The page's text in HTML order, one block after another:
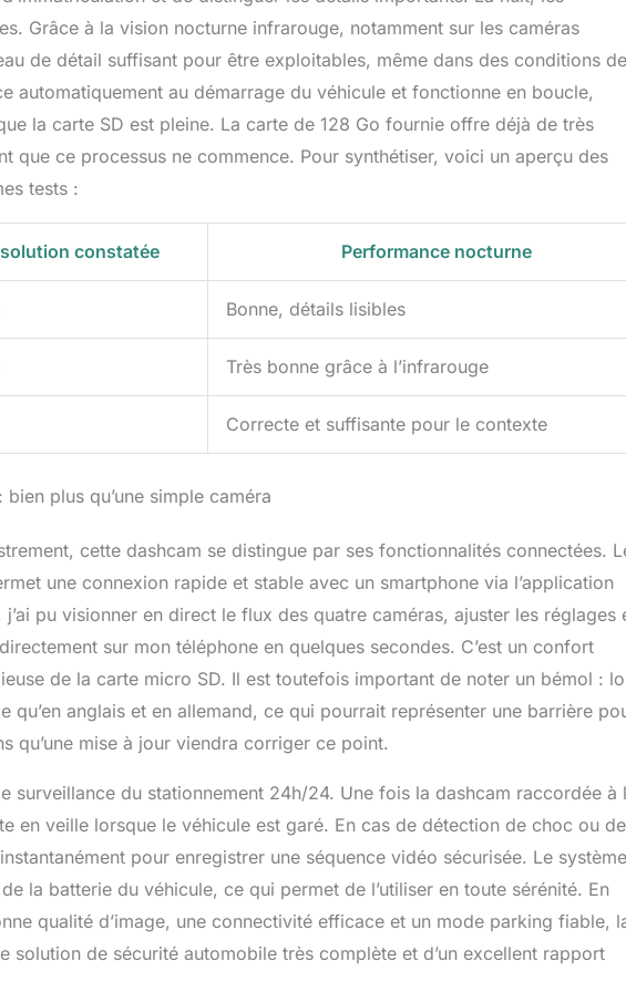
Grâce à la vision nocturne infrarouge, notamment sur les caméras
de détail suffisant pour être exploitables, même dans des conditions de
automatiquement au démarrage du véhicule et fonctionne en boucle,
la carte SD est pleine. La carte de 128 Go fournie offre déjà de très
que ce processus ne commence. Pour synthétiser, voici un aperçu des
tests :
constatée Performance nocturne
Bonne, détails lisibles
Très bonne grâce à l’infrarouge
Correcte et suffisante pour le contexte
plus qu’une simple caméra
cette dashcam se distingue par ses fonctionnalités connectées.
une connexion rapide et stable avec un smartphone via l’application
pu visionner en direct le flux des quatre caméras, ajuster les réglages
sur mon téléphone en quelques secondes. C’est un confort
de la carte micro SD. Il est toutefois important de noter un bémol :
qu’en anglais et en allemand, ce qui pourrait représenter une barrière
qu’une mise à jour viendra corriger ce point.
surveillance du stationnement 24h/24. Une fois la dashcam raccordée à
en veille lorsque le véhicule est garé. En cas de détection de choc ou de
pour enregistrer une séquence vidéo sécurisée. Le
la batterie du véhicule, ce qui permet de l’utiliser en toute sérénité. En
qualité d’image, une connectivité efficace et un mode parking fiable,
solution de sécurité automobile très complète et d’un excellent rapport